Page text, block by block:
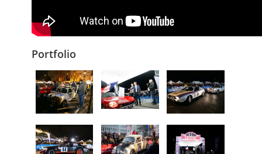
Portfolio